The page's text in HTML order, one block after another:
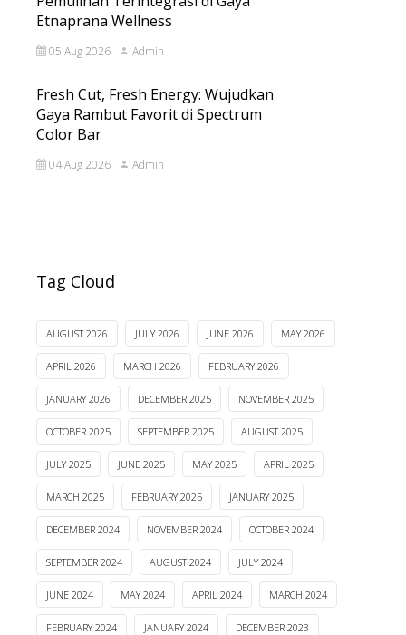
Etnaprana Wellness
05 Aug 2026 Admin
Fresh Cut, Fresh Energy: Wujudkan
Gaya Rambut Favorit di Spectrum
Color Bar
04 Aug 2026 Admin
Tag Cloud
AUGUST 2026 JULY 2026 JUNE 2026 MAY 2026
APRIL 2026 MARCH 2026 FEBRUARY 2026
JANUARY 2026 DECEMBER 2025 NOVEMBER 2025
OCTOBER 2025 SEPTEMBER 2025 AUGUST 2025
JULY 2025 JUNE 2025 MAY 2025 APRIL 2025
MARCH 2025 FEBRUARY 2025 JANUARY 2025
DECEMBER 2024 NOVEMBER 2024 OCTOBER 2024
SEPTEMBER 2024 AUGUST 2024 JULY 2024
JUNE 2024 MAY 2024 APRIL 2024 MARCH 2024
FEBRUARY 2024 JANUARY 2024 DECEMBER 2023